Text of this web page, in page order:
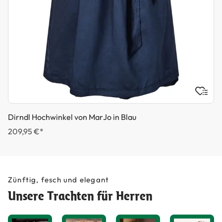
Dirndl Hochwinkel von MarJo in Blau
209,95 €*
Zünftig, fesch und elegant
Unsere Trachten für Herren